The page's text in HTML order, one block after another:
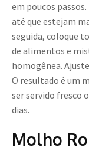
em poucos
até que estejam
seguida, coloque
de alimentos e
homogênea.
O resultado é um
ser servido fresco
dias.
Molho